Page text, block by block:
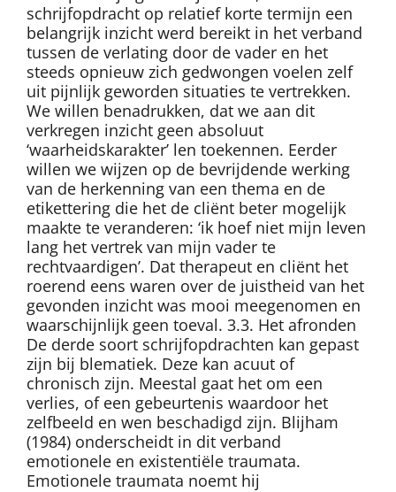
schrijfopdracht op relatief korte termijn een
belangrijk inzicht werd bereikt in het verband
tussen de verlating door de vader en het
steeds opnieuw zich gedwongen voelen zelf
uit pijnlijk geworden situaties te vertrekken.
We willen benadrukken, dat we aan dit
verkregen inzicht geen absoluut
‘waarheidskarakter’ len toekennen. Eerder
willen we wijzen op de bevrijdende werking
van de herkenning van een thema en de
etikettering die het de cliënt beter mogelijk
maakte te veranderen: ‘ik hoef niet mijn leven
lang het vertrek van mijn vader te
rechtvaardigen’. Dat therapeut en cliënt het
roerend eens waren over de juistheid van het
gevonden inzicht was mooi meegenomen en
waarschijnlijk geen toeval. 3.3. Het afronden
De derde soort schrijfopdrachten kan gepast
zijn bij blematiek. Deze kan acuut of
chronisch zijn. Meestal gaat het om een
verlies, of een gebeurtenis waardoor het
zelfbeeld en wen beschadigd zijn. Blijham
(1984) onderscheidt in dit verband
emotionele en existentiële traumata.
Emotionele traumata noemt hij